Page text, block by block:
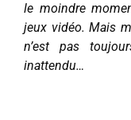
le moindre
jeux vidéo. Mais
n’est pas
inattendu…